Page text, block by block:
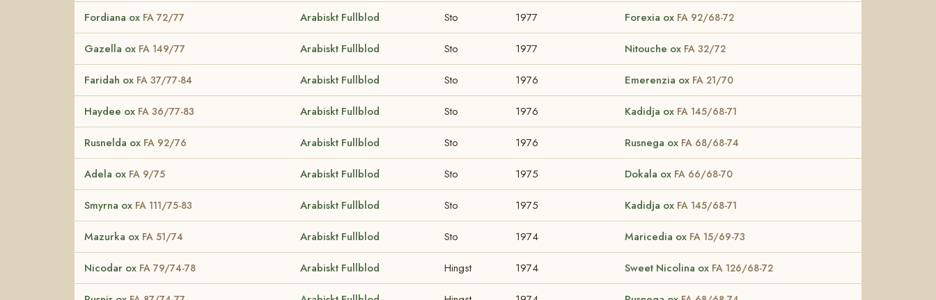
Fordiana ox FA 72/77 Arabiskt Fullblod Sto 1977 Forexia ox FA 92/68-72
Gazella ox FA 149/77 Arabiskt Fullblod Sto 1977 Nitouche ox FA 32/72
Faridah ox FA 37/77-84 Arabiskt Fullblod Sto 1976 Emerenzia ox FA 21/70
Haydee ox FA 36/77-83 Arabiskt Fullblod Sto 1976 Kadidja ox FA 145/68-71
Rusnelda ox FA 92/76 Arabiskt Fullblod Sto 1976 Rusnega ox FA 68/68-74
Adela ox FA 9/75 Arabiskt Fullblod Sto 1975 Dokala ox FA 66/68-70
Smyrna ox FA 111/75-83 Arabiskt Fullblod Sto 1975 Kadidja ox FA 145/68-71
Mazurka ox FA 51/74 Arabiskt Fullblod Sto 1974 Maricedia ox FA 15/69-73
Nicodar ox FA 79/74-78 Arabiskt Fullblod Hingst 1974 Sweet Nicolina ox FA 126/68-72